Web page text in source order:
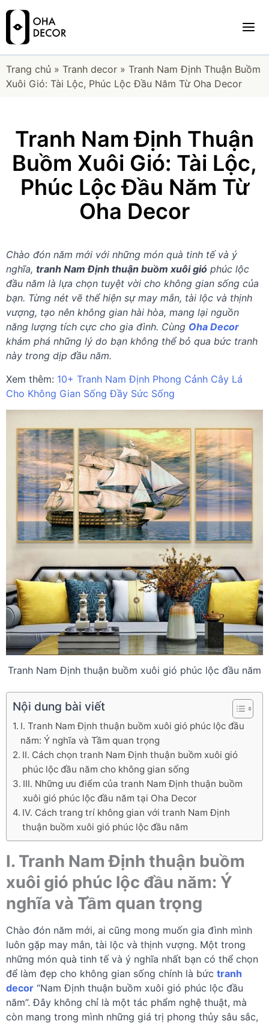
Trang chủ » Tranh decor » Tranh Nam Định Thuận Buồm
Xuôi Gió: Tài Lộc, Phúc Lộc Đầu Năm Từ Oha Decor
Tranh Nam Định Thuận
Buồm Xuôi Gió: Tài Lộc,
Phúc Lộc Đầu Năm Từ
Oha Decor
Chào đón năm mới với những món quà tinh tế và ý
nghĩa, tranh Nam Định thuận buồm xuôi gió phúc lộc
đầu năm là lựa chọn tuyệt vời cho không gian sống của
bạn. Từng nét vẽ thể hiện sự may mắn, tài lộc và thịnh
vượng, tạo nên không gian hài hòa, mang lại nguồn
năng lượng tích cực cho gia đình. Cùng Oha Decor
khám phá những lý do bạn không thể bỏ qua bức tranh
này trong dịp đầu năm.
Xem thêm: 10+ Tranh Nam Định Phong Cảnh Cây Lá
Cho Không Gian Sống Đầy Sức Sống
Tranh Nam Định thuận buồm xuôi gió phúc lộc đầu năm
Nội dung bài viết
I. Tranh Nam Định thuận buồm xuôi gió phúc lộc đầu
năm: Ý nghĩa và Tầm quan trọng
II. Cách chọn tranh Nam Định thuận buồm xuôi gió
phúc lộc đầu năm cho không gian sống
III. Những ưu điểm của tranh Nam Định thuận buồm
xuôi gió phúc lộc đầu năm tại Oha Decor
IV. Cách trang trí không gian với tranh Nam Định
thuận buồm xuôi gió phúc lộc đầu năm
I. Tranh Nam Định thuận buồm
xuôi gió phúc lộc đầu năm: Ý
nghĩa và Tầm quan trọng
Chào đón năm mới, ai cũng mong muốn gia đình mình
luôn gặp may mắn, tài lộc và thịnh vượng. Một trong
những món quà tinh tế và ý nghĩa nhất bạn có thể chọn
để làm đẹp cho không gian sống chính là bức tranh
decor “Nam Định thuận buồm xuôi gió phúc lộc đầu
năm”. Đây không chỉ là một tác phẩm nghệ thuật, mà
còn mang trong mình những giá trị phong thủy sâu sắc,